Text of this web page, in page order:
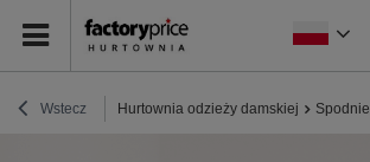
Wstecz Hurtownia odzieży damskiej Spodnie